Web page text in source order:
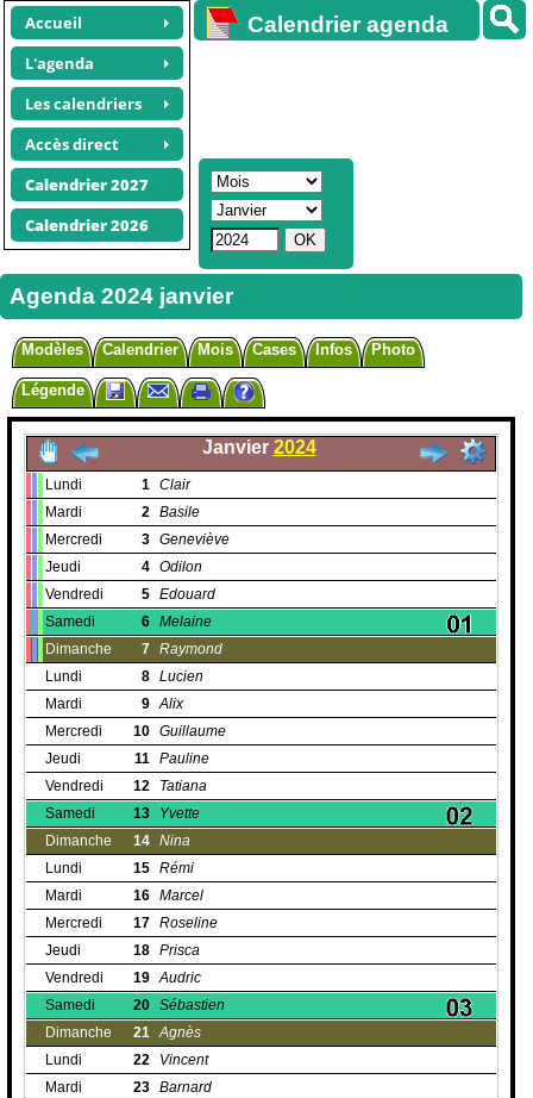
Accueil
L'agenda
Les calendriers
Accès direct
Calendrier 2027
Calendrier 2026
Calendrier agenda
Agenda 2024 janvier
Modèles Calendrier Mois Cases Infos Photo
Légende
Janvier 2024
Lundi 1 Clair
Mardi
2 Basile
Mercredi
3 Geneviève
Jeudi
4 Odilon
Vendredi
5 Edouard
Samedi
6 Melaine
Dimanche
7 Raymond
Lundi
8 Lucien
Mardi
9 Alix
Mercredi
10 Guillaume
Jeudi
11 Pauline
Vendredi
12
Tatiana
Samedi
13
Yvette
Dimanche
14 Nina
Lundi
15 Rémi
Mardi
16 Marcel
Mercredi
17 Roseline
Jeudi
18 Prisca
Vendredi
19 Audric
Samedi
20 Sébastien
Dimanche
21 Agnès
Lundi
22
Vincent
Mardi
23 Barnard